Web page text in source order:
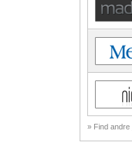
» Find andre